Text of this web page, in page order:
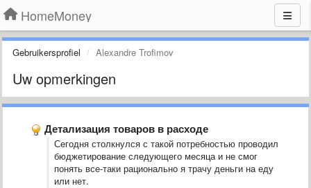
HomeMoney
Gebruikersprofiel Alexandre Trofimov
Uw opmerkingen
Детализация товаров в расходе
Сегодня столкнулся с такой потребностью проводил
бюджетирование следующего месяца и не смог
понять все-таки рационально я трачу деньги на еду
или нет.